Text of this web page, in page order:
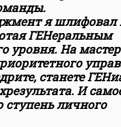
я шлифовал
ГЕНеральным
уровня. На
станете
И
ступень личного